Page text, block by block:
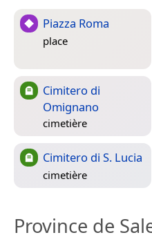
Piazza Roma
place
Cimitero di
Omignano
cimetière
Cimitero di S. Lucia
cimetière
Province de